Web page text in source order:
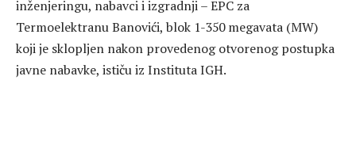
inženjeringu, nabavci i izgradnji – EPC za
Termoelektranu Banovići, blok 1-350 megavata (MW)
koji je sklopljen nakon provedenog otvorenog postupka
javne nabavke, ističu iz Instituta IGH.